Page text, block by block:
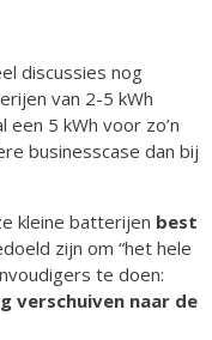
discussies nog
van 2-5 kWh
5 kWh voor zo’n
businesscase dan bij
kleine batterijen best
zijn om “het hele
te doen:
verschuiven naar de